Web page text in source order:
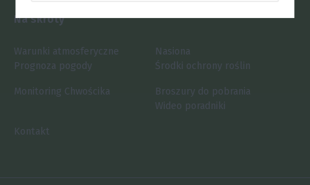
Na skróty
Warunki atmosferyczne
Prognoza pogody
Nasiona
Środki ochrony roślin
Monitoring Chwościka
Broszury do pobrania
Wideo poradniki
Kontakt